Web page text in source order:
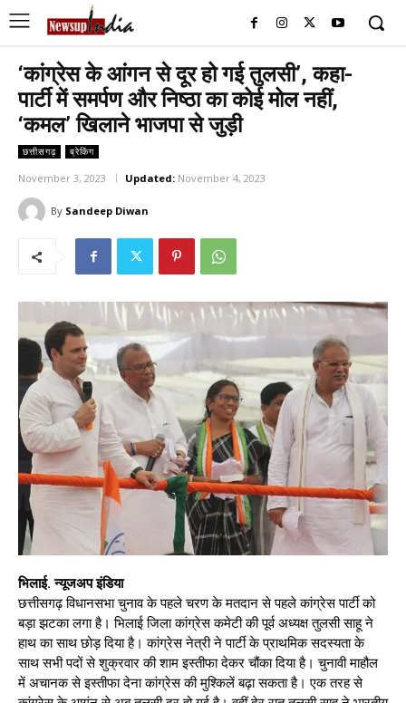
‘कांग्रेस के आंगन से दूर हो गई तुलसी’, कहा-
पार्टी में समर्पण और निष्ठा का कोई मोल नहीं,
‘कमल’ खिलाने भाजपा से जुड़ी
छत्तीसगढ़ ब्रेकिंग
November 3, 2023 Updated: November 4, 2023
By Sandeep Diwan
भिलाई. न्यूजअप इंडिया
छत्तीसगढ़ विधानसभा चुनाव के पहले चरण के मतदान से पहले कांग्रेस पार्टी को
बड़ा झटका लगा है। भिलाई जिला कांग्रेस कमेटी की पूर्व अध्यक्ष तुलसी साहू ने
हाथ का साथ छोड़ दिया है। कांग्रेस नेत्री ने पार्टी के प्राथमिक सदस्यता के
साथ सभी पदों से शुक्रवार की शाम इस्तीफा देकर चौंका दिया है। चुनावी माहौल
में अचानक से इस्तीफा देना कांग्रेस की मुश्किलें बढ़ा सकता है। एक तरह से